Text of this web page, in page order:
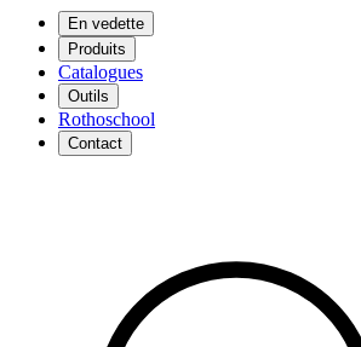
En vedette
Produits
Catalogues
Outils
Rothoschool
Contact